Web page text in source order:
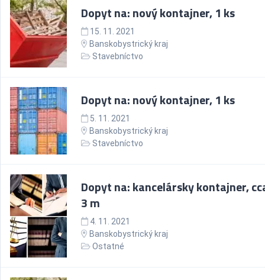
Dopyt na: nový kontajner, 1 ks
15. 11. 2021
Banskobystrický kraj
Stavebníctvo
Dopyt na: nový kontajner, 1 ks
5. 11. 2021
Banskobystrický kraj
Stavebníctvo
Dopyt na: kancelársky kontajner,
3 m
4. 11. 2021
Banskobystrický kraj
Ostatné